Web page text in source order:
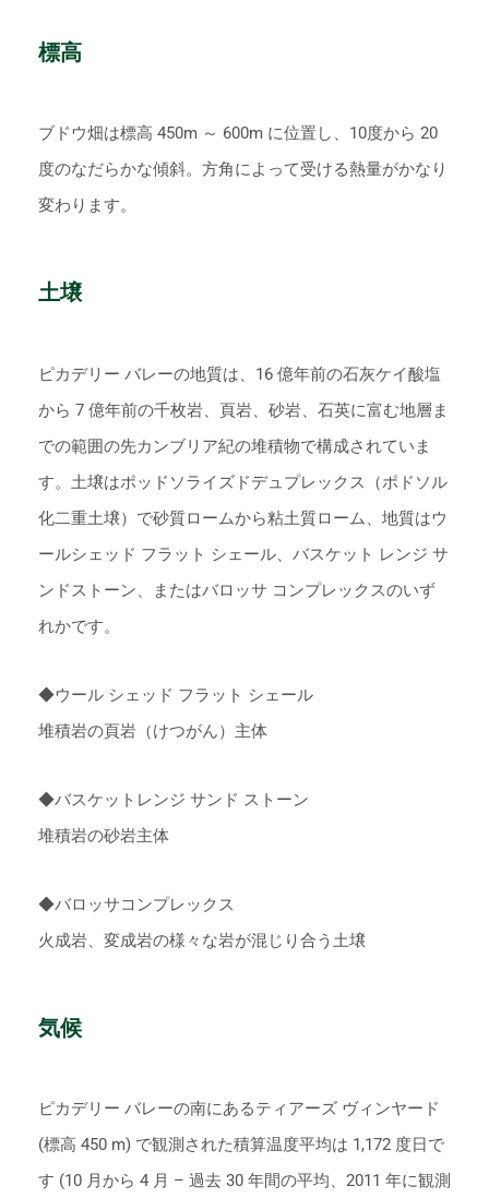
標高
ブドウ畑は標高 450m ～ 600m に位置し、10度から 20
度のなだらかな傾斜。方角によって受ける熱量がかなり
変わります。
土壌
ピカデリー バレーの地質は、16 億年前の石灰ケイ酸塩
から 7 億年前の千枚岩、頁岩、砂岩、石英に富む地層ま
での範囲の先カンブリア紀の堆積物で構成されていま
す。土壌はポッドソライズドデュプレックス（ポドソル
化二重土壌）で砂質ロームから粘土質ローム、地質はウ
ールシェッド フラット シェール、バスケット レンジ サ
ンドストーン、またはバロッサ コンプレックスのいず
れかです。
◆ウール シェッド フラット シェール
堆積岩の頁岩（けつがん）主体
◆バスケットレンジ サンド ストーン
堆積岩の砂岩主体
◆バロッサコンプレックス
火成岩、変成岩の様々な岩が混じり合う土壌
気候
ピカデリー バレーの南にあるティアーズ ヴィンヤード
(標高 450 m) で観測された積算温度平均は 1,172 度日で
す (10 月から 4 月 – 過去 30 年間の平均、2011 年に観測